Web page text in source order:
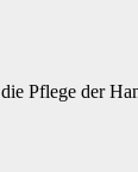
Pflege der